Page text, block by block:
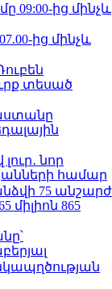
09:00-ից մինչև
ից մինչև
տեսած
նոր
համար
75 անշարժ
միլիոն 865